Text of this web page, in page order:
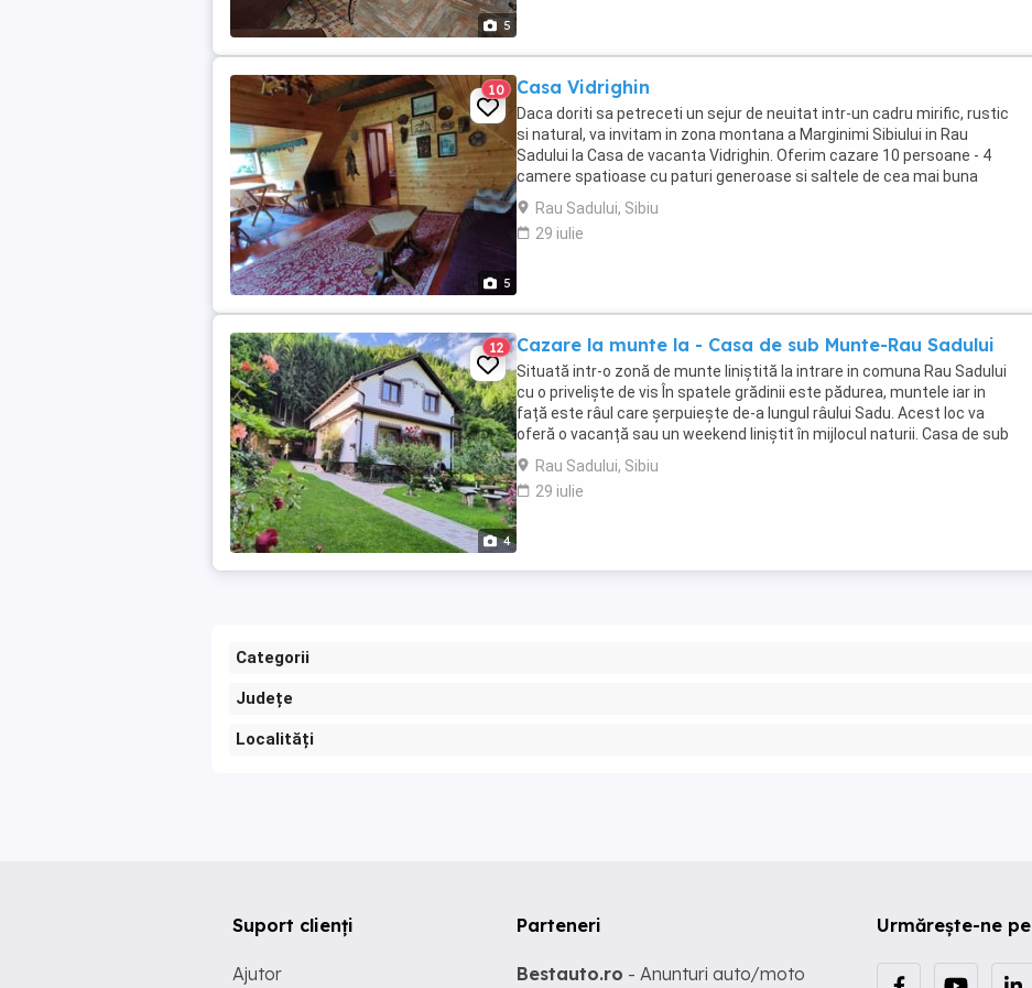
5
5
10 Casa Vidrighin
Daca doriti sa petreceti un sejur de neuitat intr-un cadru mirific, rustic
si natural, va invitam in zona montana a Marginimi Sibiului in Rau
Sadului la Casa de vacanta Vidrighin. Oferim cazare 10 persoane - 4
camere spatioase cu paturi generoase si saltele de cea mai buna
calitate, 2 bai cu dus - ...
Rau Sadului, Sibiu
29 iulie
4
12 Cazare la munte la - Casa de sub Munte-Rau Sadului
Situată intr-o zonă de munte liniștită la intrare in comuna Rau Sadului
cu o priveliște de vis În spatele grădinii este pădurea, muntele iar in
față este râul care șerpuiește de-a lungul râului Sadu. Acest loc va
oferă o vacanță sau un weekend liniștit în mijlocul naturii. Casa de sub
Munte dispune de ...
Rau Sadului, Sibiu
29 iulie
Categorii
Județe
Localități
Urmărește-ne pe
Suport clienți
Ajutor
Parteneri
Bestauto.ro - Anunturi auto/moto